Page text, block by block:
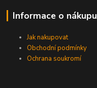
Informace o nákupu
Jak nakupovat
Obchodní podmínky
Ochrana soukromí